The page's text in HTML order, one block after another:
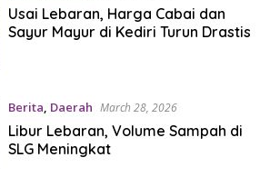
Usai Lebaran, Harga Cabai dan
Sayur Mayur di Kediri Turun Drastis
Berita, Daerah March 28, 2026
Libur Lebaran, Volume Sampah di
SLG Meningkat